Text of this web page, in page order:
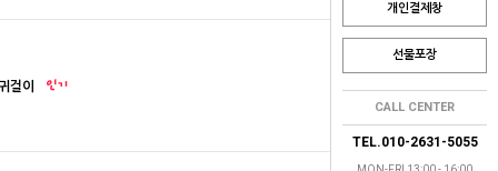
개인결제창
선물포장
CALL CENTER
TEL.010-2631-5055
걸이